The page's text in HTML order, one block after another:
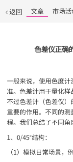
返回 文章 市场
色差仪正确
一般来说，使用色度
准。色差计用于量化样
不过色差计（色差仪
重要的作用。不同的
程。我们总结了不同角
1、0/45°结构：
（1）模拟日常场景，